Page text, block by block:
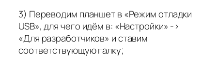
3) Переводим планшет в «Режим отладки
USB», для чего идём в: «Настройки» ->
«Для разработчиков» и ставим
соответствующую галку;